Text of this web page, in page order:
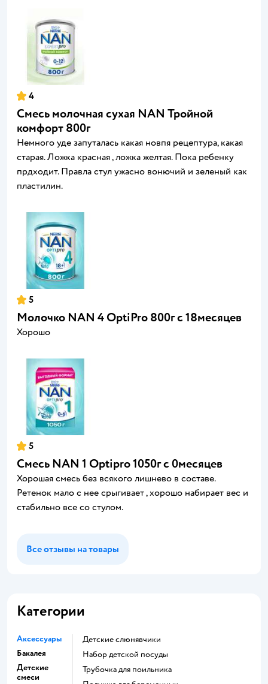
4
Смесь молочная сухая NAN Тройной
комфорт 800г
Немного уде запуталась какая новпя рецептура, какая
старая. Ложка красная , ложка желтая. Пока ребенку
прдходит. Правла стул ужасно вонючий и зеленый как
пластилин.
5
Молочко NAN 4 OptiPro 800г с 18месяцев
Хорошо
5
Смесь NAN 1 Optipro 1050г с 0месяцев
Хорошая смесь без всякого лишнево в составе.
Ретенок мало с нее срыгивает , хорошо набирает вес и
стабильно все со стулом.
Все отзывы на товары
Категории
Аксессуары
Бакалея
Детские
смеси
детские слюнявчики
набор детской посуды
трубочка для поильника